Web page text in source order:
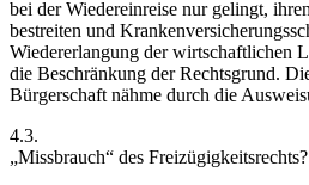
bei der Wiedereinreise nur gelingt,
bestreiten und
Wiedererlangung der wirtschaftlichen
die Beschränkung der Rechtsgrund.
Bürgerschaft nähme durch die
4.3.
„Missbrauch“ des Freizügigkeitsrechts?